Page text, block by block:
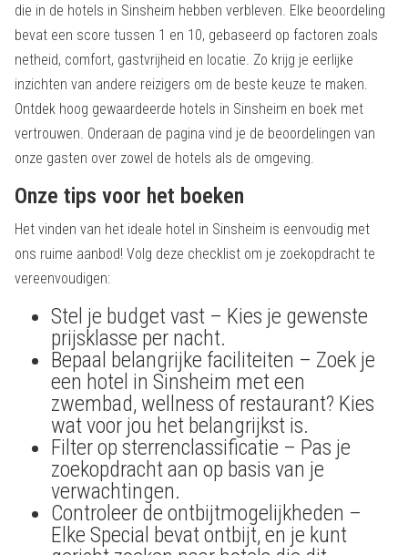
die in de hotels in Sinsheim hebben verbleven. Elke beoordeling
bevat een score tussen 1 en 10, gebaseerd op factoren zoals
netheid, comfort, gastvrijheid en locatie. Zo krijg je eerlijke
inzichten van andere reizigers om de beste keuze te maken.
Ontdek hoog gewaardeerde hotels in Sinsheim en boek met
vertrouwen. Onderaan de pagina vind je de beoordelingen van
onze gasten over zowel de hotels als de omgeving.
Onze tips voor het boeken
Het vinden van het ideale hotel in Sinsheim is eenvoudig met
ons ruime aanbod! Volg deze checklist om je zoekopdracht te
vereenvoudigen:
Stel je budget vast – Kies je gewenste
prijsklasse per nacht.
Bepaal belangrijke faciliteiten – Zoek je
een hotel in Sinsheim met een
zwembad, wellness of restaurant? Kies
wat voor jou het belangrijkst is.
Filter op sterrenclassificatie – Pas je
zoekopdracht aan op basis van je
verwachtingen.
Controleer de ontbijtmogelijkheden –
Elke Special bevat ontbijt, en je kunt